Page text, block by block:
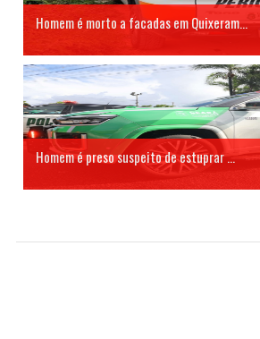
Homem é morto a facadas em Quixeram...
Homem é preso suspeito de estuprar ...